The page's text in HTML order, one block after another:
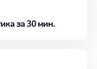
за 30 мин.